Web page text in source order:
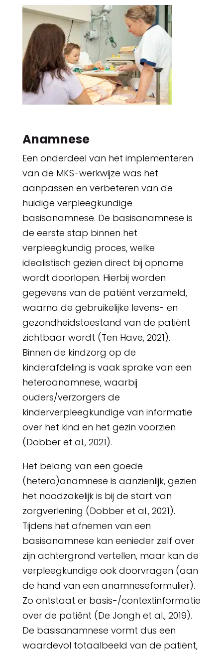
Anamnese
Een onderdeel van het implementeren
van de MKS-werkwijze was het
aanpassen en verbeteren van de
huidige verpleegkundige
basisanamnese. De basisanamnese is
de eerste stap binnen het
verpleegkundig proces, welke
idealistisch gezien direct bij opname
wordt doorlopen. Hierbij worden
gegevens van de patiënt verzameld,
waarna de gebruikelijke levens- en
gezondheidstoestand van de patiënt
zichtbaar wordt (Ten Have, 2021).
Binnen de kindzorg op de
kinderafdeling is vaak sprake van een
heteroanamnese, waarbij
ouders/verzorgers de
kinderverpleegkundige van informatie
over het kind en het gezin voorzien
(Dobber et al., 2021).
Het belang van een goede
(hetero)anamnese is aanzienlijk, gezien
het noodzakelijk is bij de start van
zorgverlening (Dobber et al., 2021).
Tijdens het afnemen van een
basisanamnese kan eenieder zelf over
zijn achtergrond vertellen, maar kan de
verpleegkundige ook doorvragen (aan
de hand van een anamneseformulier).
Zo ontstaat er basis-/contextinformatie
over de patiënt (De Jongh et al., 2019).
De basisanamnese vormt dus een
waardevol totaalbeeld van de patiënt,